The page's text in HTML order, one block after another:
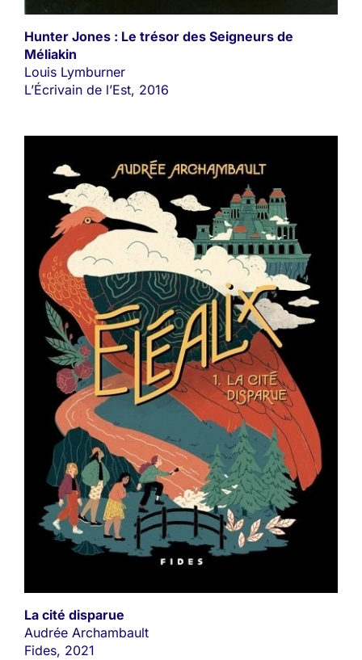
Hunter Jones : Le trésor des Seigneurs de
Méliakin
Louis Lymburner
L’Écrivain de l’Est, 2016
La cité disparue
Audrée Archambault
Fides, 2021